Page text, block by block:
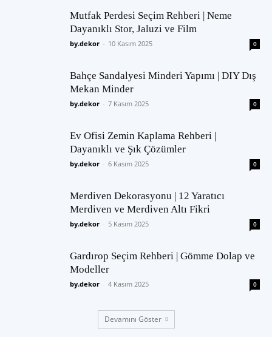
Mutfak Perdesi Seçim Rehberi | Neme
Dayanıklı Stor, Jaluzi ve Film
by.dekor - 10 Kasım 2025 0
Bahçe Sandalyesi Minderi Yapımı | DIY Dış
Mekan Minder
by.dekor - 7 Kasım 2025 0
Ev Ofisi Zemin Kaplama Rehberi |
Dayanıklı ve Şık Çözümler
by.dekor - 6 Kasım 2025 0
Merdiven Dekorasyonu | 12 Yaratıcı
Merdiven ve Merdiven Altı Fikri
by.dekor - 5 Kasım 2025 0
Gardırop Seçim Rehberi | Gömme Dolap ve
Modeller
by.dekor - 4 Kasım 2025 0
Devamını Göster